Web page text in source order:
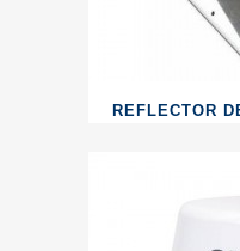
REFLECTOR